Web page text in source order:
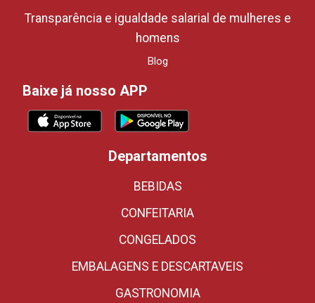
Transparência e igualdade salarial de mulheres e
homens
Blog
Baixe já nosso APP
Departamentos
BEBIDAS
CONFEITARIA
CONGELADOS
EMBALAGENS E DESCARTAVEIS
GASTRONOMIA